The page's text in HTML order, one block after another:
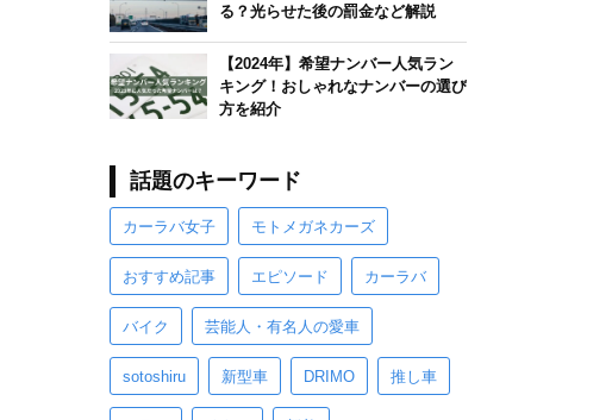
る？光らせた後の罰金など解説
【2024年】希望ナンバー人気ラン
キング！おしゃれなナンバーの選び
方を紹介
話題のキーワード
カーラバ女子 モトメガネカーズ
おすすめ記事 エピソード カーラバ
バイク 芸能人・有名人の愛車
sotoshiru 新型車 DRIMO 推し車